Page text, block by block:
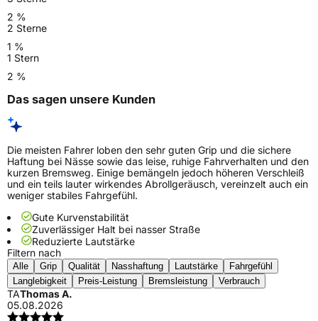
2 %
2 Sterne
1 %
1 Stern
2 %
Das sagen unsere Kunden
Die meisten Fahrer loben den sehr guten Grip und die sichere
Haftung bei Nässe sowie das leise, ruhige Fahrverhalten und den
kurzen Bremsweg. Einige bemängeln jedoch höheren Verschleiß
und ein teils lauter wirkendes Abrollgeräusch, vereinzelt auch ein
weniger stabiles Fahrgefühl.
Gute Kurvenstabilität
Zuverlässiger Halt bei nasser Straße
Reduzierte Lautstärke
Filtern nach
Alle Grip Qualität Nasshaftung Lautstärke
Fahrgefühl
Langlebigkeit
Preis-Leistung Bremsleistung Verbrauch
TAThomas A.
05.08.2026